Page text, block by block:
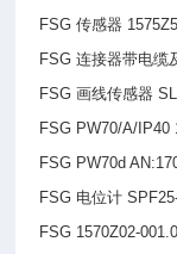
FSG传感器
FSG连接器带电
FSG画线传感器
FSG PW70/A/
FSG PW70d
FSG 电位计
FSG 1570Z02-